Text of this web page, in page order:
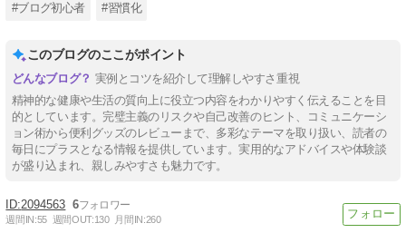
#ブログ初心者 #習慣化
このブログのここがポイント
実例とコツを紹介して理解しやすさ重視
精神的な健康や生活の質向上に役立つ内容をわかりやすく伝えることを目
的としています。完璧主義のリスクや自己改善のヒント、コミュニケーシ
ョン術から便利グッズのレビューまで、多彩なテーマを取り扱い、読者の
毎日にプラスとなる情報を提供しています。実用的なアドバイスや体験談
が盛り込まれ、親しみやすさも魅力です。
2094563 6
週間IN:55 週間OUT:130 月間IN:260